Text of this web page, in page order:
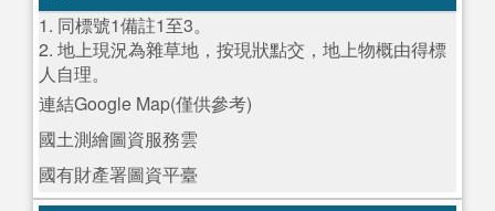
1. 同標號1備註1至3。
2. 地上現況為雜草地，按現狀點交，地上物概由得標
人自理。
連結Google Map(僅供參考)
國土測繪圖資服務雲
國有財產署圖資平臺